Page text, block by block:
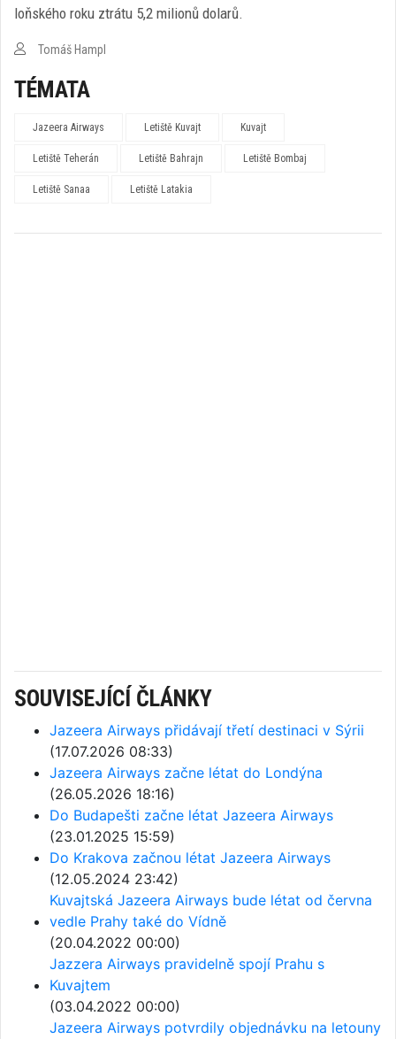
loňského roku ztrátu 5,2 milionů dolarů.
Tomáš Hampl
TÉMATA
Jazeera Airways Letiště Kuvajt Kuvajt
Letiště Teherán Letiště Bahrajn Letiště Bombaj
Letiště Sanaa Letiště Latakia
SOUVISEJÍCÍ ČLÁNKY
Jazeera Airways přidávají třetí destinaci v Sýrii
(17.07.2026 08:33)
Jazeera Airways začne létat do Londýna
(26.05.2026 18:16)
Do Budapešti začne létat Jazeera Airways
(23.01.2025 15:59)
Do Krakova začnou létat Jazeera Airways
(12.05.2024 23:42)
Kuvajtská Jazeera Airways bude létat od června
vedle Prahy také do Vídně
(20.04.2022 00:00)
Jazzera Airways pravidelně spojí Prahu s
Kuvajtem
(03.04.2022 00:00)
Jazeera Airways potvrdily objednávku na letouny